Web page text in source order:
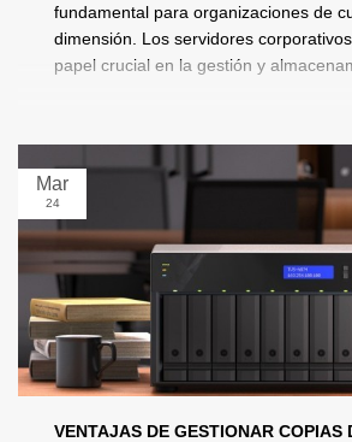
fundamental para organizaciones de
dimensión. Los servidores
papel crucial en la gestión y
Mar
24
VENTAJAS DE GESTIONAR COPIAS